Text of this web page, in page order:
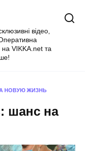
відео,
Оперативна
VIKKA.net та
НОВУЮ ЖИЗНЬ
шанс на